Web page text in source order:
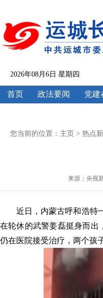
2026年08月6日 星期四
首页 政法要闻 党建
您当前的位置： 主页 > 热点
来源：央视
近日，内蒙古呼和浩特
在轮休的武警姜磊挺身而出
仍在医院接受治疗，两个孩